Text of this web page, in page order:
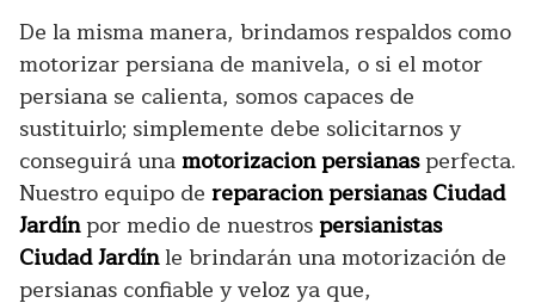
De la misma manera, brindamos respaldos como
motorizar persiana de manivela, o si el motor
persiana se calienta, somos capaces de
sustituirlo; simplemente debe solicitarnos y
conseguirá unamotorizacion persianasperfecta.
Nuestro equipo de reparacion persianas Ciudad
Jardínpor medio de nuestrospersianistas
Ciudad Jardínle brindarán una motorización de
persianas confiable y veloz ya que,